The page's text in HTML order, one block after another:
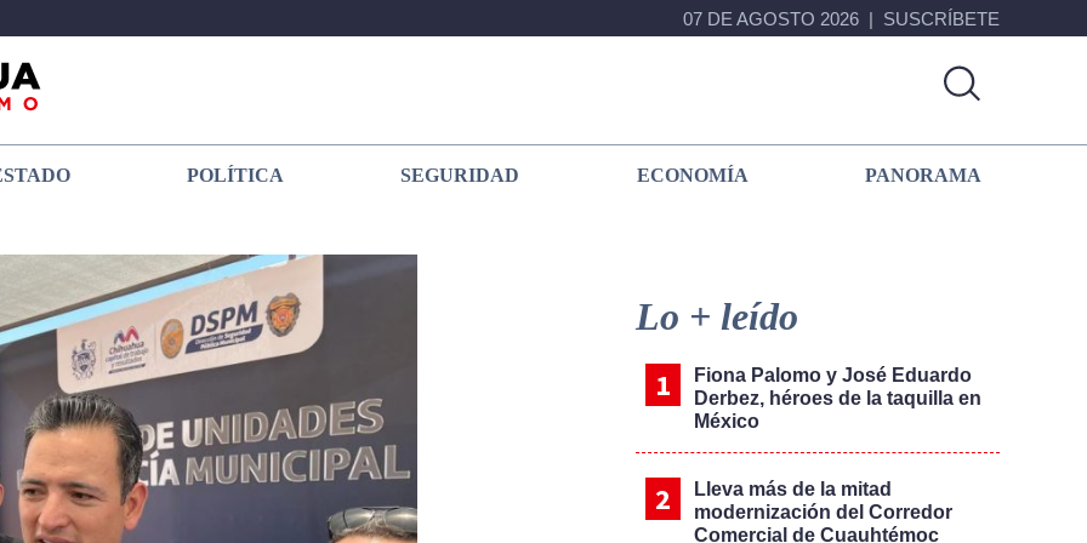
07 DE AGOSTO 2026 SUSCRÍBETE
POLÍTICA SEGURIDAD ECONOMÍA PANORAMA
Sidebar
Lo + leído
Fiona Palomo y José Eduardo
Derbez, héroes de la taquilla en
México
Lleva más de la mitad
modernización del Corredor
Comercial de Cuauhtémoc